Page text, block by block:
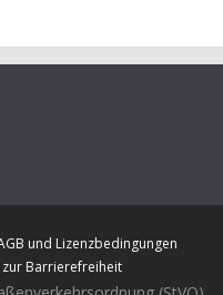
und Lizenzbedingungen
zur Barrierefreiheit